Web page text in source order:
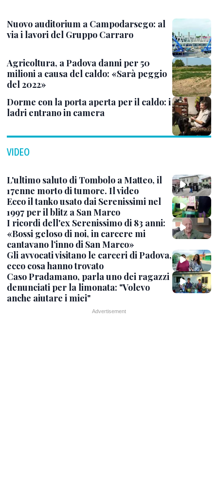
Nuovo auditorium a Campodarsego: al
via i lavori del Gruppo Carraro
Agricoltura, a Padova danni per 50
milioni a causa del caldo: «Sarà peggio
del 2022»
Dorme con la porta aperta per il caldo: i
ladri entrano in camera
VIDEO
L'ultimo saluto di Tombolo a Matteo, il
17enne morto di tumore. Il video
Ecco il tanko usato dai Serenissimi nel
1997 per il blitz a San Marco
I ricordi dell'ex Serenissimo di 83 anni:
«Bossi geloso di noi, in carcere mi
cantavano l’inno di San Marco»
Gli avvocati visitano le carceri di Padova,
ecco cosa hanno trovato
Caso Pradamano, parla uno dei ragazzi
denunciati per la limonata: "Volevo
anche aiutare i miei"